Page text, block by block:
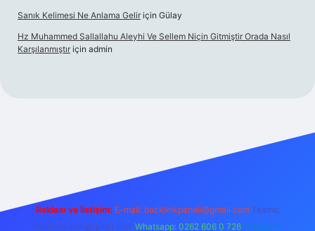
Sanık Kelimesi Ne Anlama Gelir için Gülay
Hz Muhammed Sallallahu Aleyhi Ve Sellem Niçin Gitmiştir Orada Nasıl
Karşılanmıştır için admin
Reklam ve İletişim: E-mail: backlinkpaneli@gmail.com Teams:
forumhizmeti@gmail.com Whatsapp: 0262 606 0 726 Telegram: